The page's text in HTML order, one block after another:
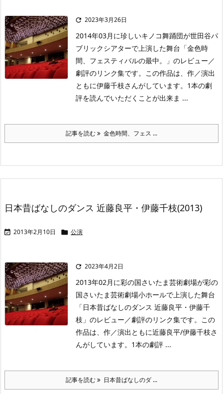
 2023年3月26日
2014年03月に珍しいキノコ舞踊団が世田谷パ
ブリックシアターで上演した舞台「金色時
間、フェスティバルの最中。」のレビュー／
劇評のリンク集です。この作品は、作／演出
ともに伊藤千枝さんがしています。1本の劇
評を読んでいただくことが出来ま ...
記事を読む 金色時間、フェス ...
日本昔ばなしのダンス 近藤良平・伊藤千枝(2013)
 2013年2月10日  公演
 2023年4月2日
2013年02月に彩の国さいたま芸術劇場が彩の
国さいたま芸術劇場小ホールで上演した舞台
「日本昔ばなしのダンス 近藤良平・伊藤千
枝」のレビュー／劇評のリンク集です。この
作品は、作／演出ともに近藤良平/伊藤千枝さ
んがしています。1本の劇評 ...
記事を読む 日本昔ばなしのダ ...